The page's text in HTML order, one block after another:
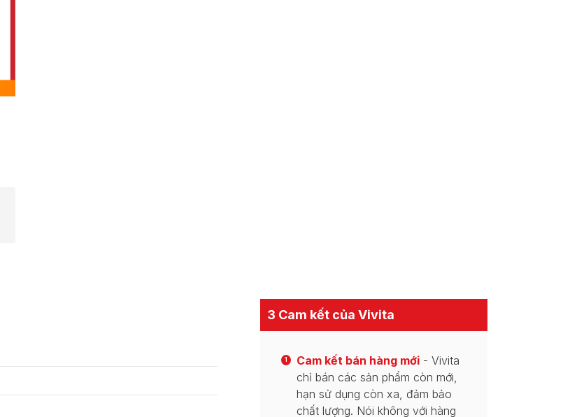
3 Cam kết của Vivita
1 Cam kết bán hàng mới - Vivita
chỉ bán các sản phẩm còn mới,
hạn sử dụng còn xa, đảm bảo
chất lượng. Nói không với hàng